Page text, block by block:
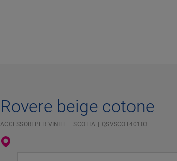
Rovere beige cotone
ACCESSORI PER VINILE SCOTIA QSVSCOT40103